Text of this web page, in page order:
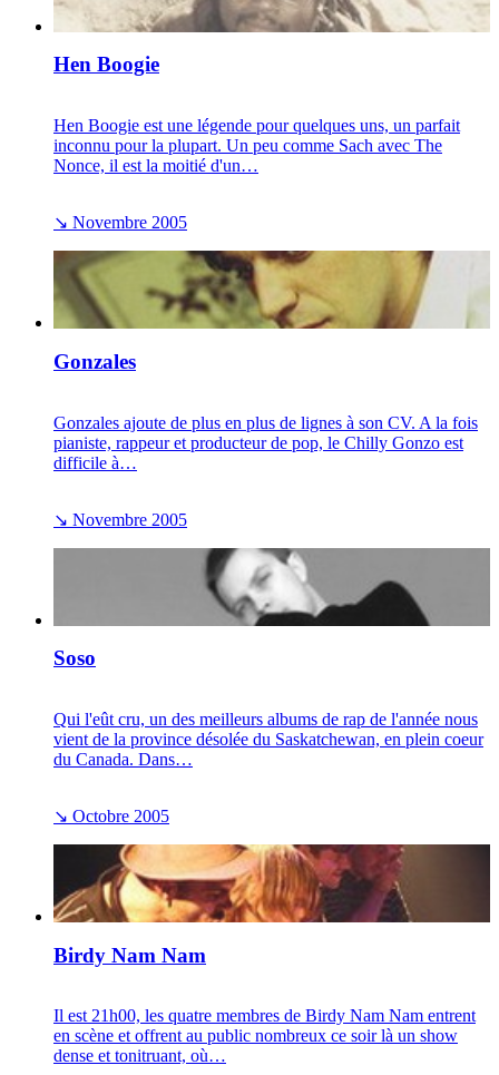
Hen Boogie
Hen Boogie est une légende pour quelques uns, un parfait
inconnu pour la plupart. Un peu comme Sach avec The
Nonce, il est la moitié d'un…
↘ Novembre 2005
Gonzales
Gonzales ajoute de plus en plus de lignes à son CV. A la fois
pianiste, rappeur et producteur de pop, le Chilly Gonzo est
difficile à…
↘ Novembre 2005
Soso
Qui l'eût cru, un des meilleurs albums de rap de l'année nous
vient de la province désolée du Saskatchewan, en plein coeur
du Canada. Dans…
↘ Octobre 2005
Birdy Nam Nam
Il est 21h00, les quatre membres de Birdy Nam Nam entrent
en scène et offrent au public nombreux ce soir là un show
dense et tonitruant, où…